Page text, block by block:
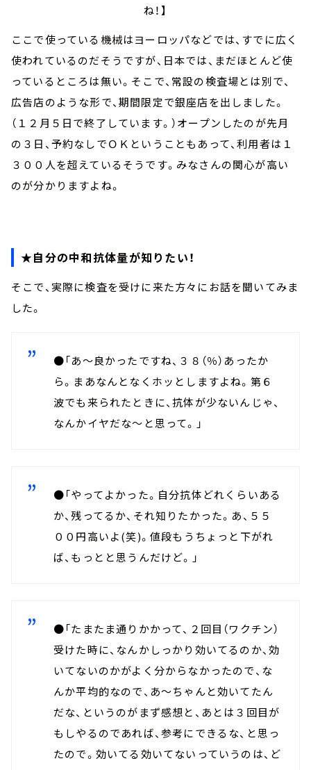
ね！】
ここで使っている機械はヨーロッパなどでは、すでに広く
使われているのだそうですが、日本では、まだほとんど使
っているところは無い。そこで、常設の検査場とは別で、
広告店のような形で、期間限定で銀座店を出しました。
（１２月５日で終了しています。）オープンしたのが先月
の３日、予約なしでＯＫということもあって、利用者は１
３００人を超えているそうです。みなさんの関心が高い
のが分かりますよね。
★自分の中和抗体量が知りたい！
そこで、実際に検査を受けに来た方々にお話を聞いてみま
した。
●「あ～良かったですね、３８（％）あったか
ら。まあなんとなくホッとしますよね。第６
波でも来られたときに、抗体が少ないんじゃ、
なんかイヤだな～と思って。」
●「やってよかった。自分抗体どれくらいある
か、残ってるか、それ知りたかった。あ、５５
００円高いよ(笑)。値段もうちょっと下がれ
ば、もっとと思うんだけど。」
●「たまたま通りかかって、２回目（ワクチン）
受けた時に、なんかしっかり効いてるのか、効
いてないのかがよく分からなかったので、な
んか平均的なので、あ～ちゃんと効いてたん
だな、というのがまず感想と、あとは３回目が
もしやるのであれば、参考にできるな、と思っ
たので。効いてる効いてないっていうのは、ど